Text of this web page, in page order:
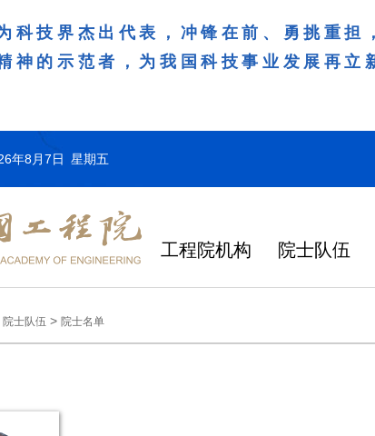
科技界杰出代表，冲锋在前、勇挑重
神的示范者，为我国科技事业发展再立
年8月7日 星期五
工程院机构 院士队伍
院士队伍 > 院士名单